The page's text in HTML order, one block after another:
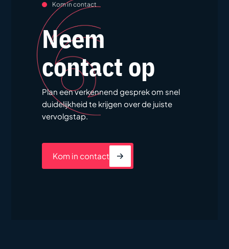
Kom in contact
Neem
contact op
Plan een verkennend gesprek om snel
duidelijkheid te krijgen over de juiste
vervolgstap.
Kom in contact